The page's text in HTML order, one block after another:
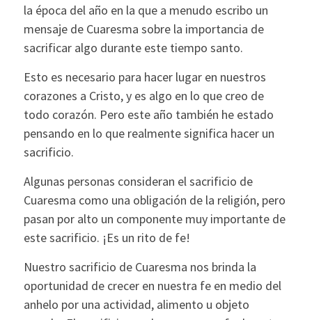
la época del año en la que a menudo escribo un
mensaje de Cuaresma sobre la importancia de
sacrificar algo durante este tiempo santo.
Esto es necesario para hacer lugar en nuestros
corazones a Cristo, y es algo en lo que creo de
todo corazón. Pero este año también he estado
pensando en lo que realmente significa hacer un
sacrificio.
Algunas personas consideran el sacrificio de
Cuaresma como una obligación de la religión, pero
pasan por alto un componente muy importante de
este sacrificio. ¡Es un rito de fe!
Nuestro sacrificio de Cuaresma nos brinda la
oportunidad de crecer en nuestra fe en medio del
anhelo por una actividad, alimento u objeto